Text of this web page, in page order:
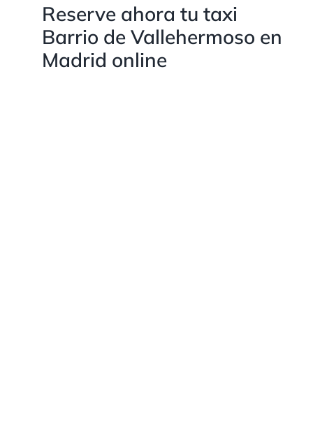
Reserve ahora tu taxi
Barrio de Vallehermoso en
Madrid online